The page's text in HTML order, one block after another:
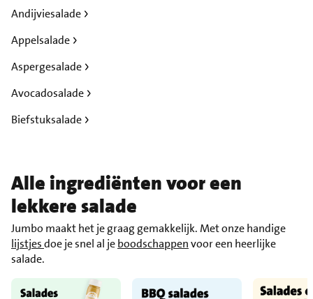
Andijviesalade
Appelsalade
Aspergesalade
Avocadosalade
Biefstuksalade
Alle ingrediënten voor een
lekkere salade
Jumbo maakt het je graag gemakkelijk. Met onze handige
lijstjesdoe je snel al jeboodschappenvoor een heerlijke
salade.